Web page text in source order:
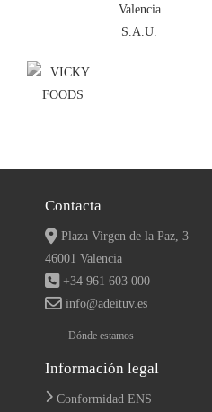
Contacta
Plaza Virgen de la Paz, 3
46001 Valencia
+34 961 603 000
info@adeituv.es
Dónde estamos
Información legal
Conformidad ENS